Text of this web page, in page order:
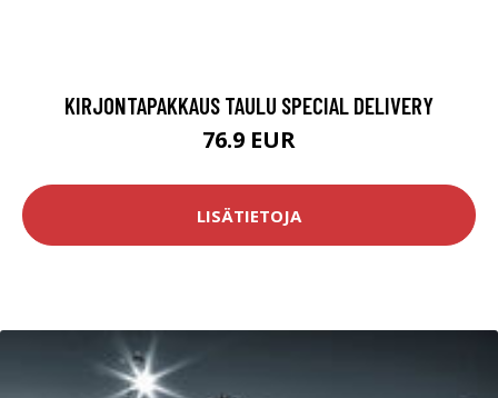
KIRJONTAPAKKAUS TAULU SPECIAL DELIVERY
76.9 EUR
LISÄTIETOJA